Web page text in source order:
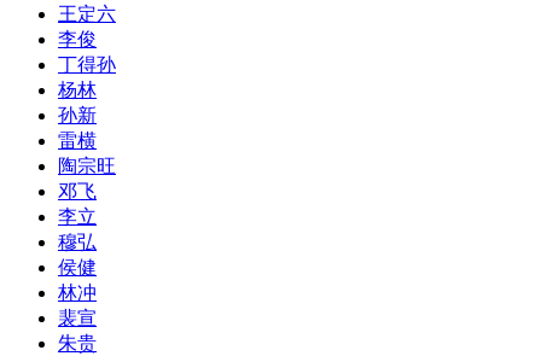
王定六
李俊
丁得孙
杨林
孙新
雷横
陶宗旺
邓飞
李立
穆弘
侯健
林冲
裴宣
朱贵